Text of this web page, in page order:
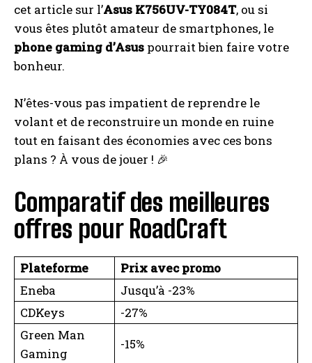
cet article sur l’Asus K756UV-TY084T, ou si
vous êtes plutôt amateur de smartphones, le
phone gaming d’Asus pourrait bien faire votre
bonheur.
N’êtes-vous pas impatient de reprendre le
volant et de reconstruire un monde en ruine
tout en faisant des économies avec ces bons
plans ? À vous de jouer ! 🎉
Comparatif des meilleures
offres pour RoadCraft
Plateforme
Prix avec promo
Eneba
Jusqu’à -23%
CDKeys
-27%
Green Man
Gaming
-15%